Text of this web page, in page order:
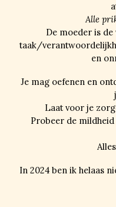
Alle
De moeder is de
taak/
en
Je mag oefenen en
Laat voor je
Probeer de
A
In 2024 ben ik helaas